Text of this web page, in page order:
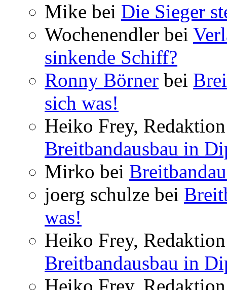
Mike bei Die Sieger
Wochenendler bei
sinkende Schiff?
Ronny Börner bei
sich was!
Heiko Frey,
Breitbandausbau in
Mirko bei
joerg schulze bei
was!
Heiko Frey,
Breitbandausbau in